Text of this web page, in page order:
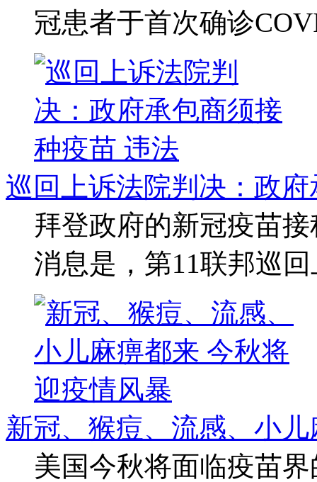
冠患者于首次确诊
巡回上诉法院判决：政
拜登政府的新冠疫苗
消息是，第11联邦巡
新冠、猴痘、流感、小
美国今秋将面临疫苗